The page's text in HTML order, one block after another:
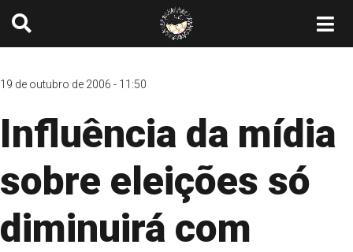
19 de outubro de 2006 - 11:50
Influência da mídia
sobre eleições só
diminuirá com